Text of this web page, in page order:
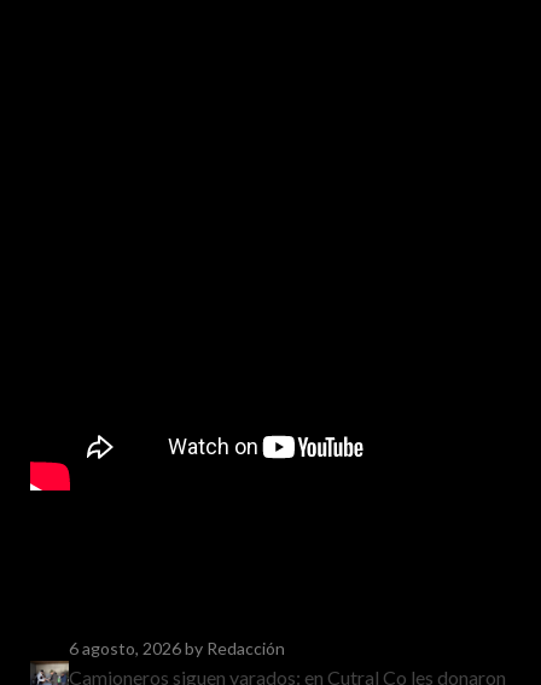
6 agosto, 2026by Redacción
Camioneros siguen varados: en Cutral Co les donaron